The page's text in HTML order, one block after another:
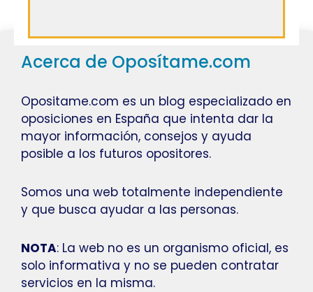
Acerca de Oposítame.com
Opositame.com es un blog especializado en
oposiciones en España que intenta dar la
mayor información, consejos y ayuda
posible a los futuros opositores.
Somos una web totalmente independiente
y que busca ayudar a las personas.
NOTA: La web no es un organismo oficial, es
solo informativa y no se pueden contratar
servicios en la misma.